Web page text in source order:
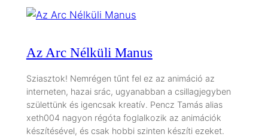
Az Arc Nélküli Manus
Sziasztok! Nemrégen tűnt fel ez az animáció az
interneten, hazai srác, ugyanabban a csillagjegyben
születtünk és igencsak kreatív. Pencz Tamás alias
xeth004 nagyon régóta foglalkozik az animációk
készítésével, és csak hobbi szinten készíti ezeket.